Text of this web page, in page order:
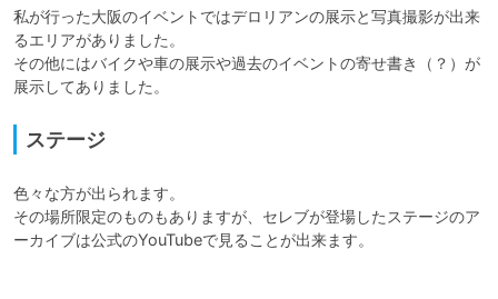
私が行った大阪のイベントではデロリアンの展示と写真撮影が出来
るエリアがありました。
その他にはバイクや車の展示や過去のイベントの寄せ書き（？）が
ステージ
色々な方が出られます。
その場所限定のものもありますが、セレブが登場したステージのア
ーカイブは公式のYouTubeで見ることが出来ます。